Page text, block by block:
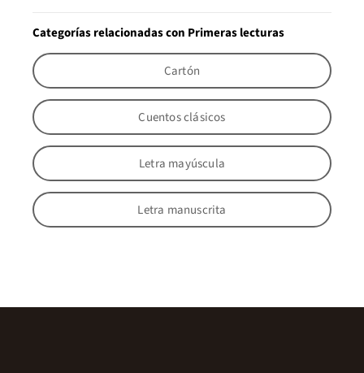
Categorías relacionadas con Primeras lecturas
Cartón
Cuentos clásicos
Letra mayúscula
Letra manuscrita